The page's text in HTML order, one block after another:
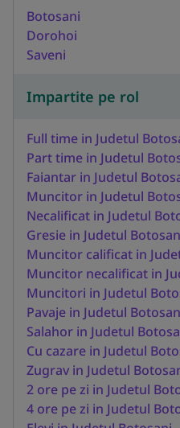
Botosani
Dorohoi
Saveni
Impartite pe rol
Full time in Judetul
Part time in Judetul
Faiantar in Judetul
Muncitor in Judetul
Necalificat in Judetul
Gresie in Judetul
Muncitor calificat in
Muncitor necalificat in
Muncitori in Judetul
Pavaje in Judetul
Salahor in Judetul
Cu cazare in Judetul
Zugrav in Judetul
2 ore pe zi in Judetul
4 ore pe zi in Judetul